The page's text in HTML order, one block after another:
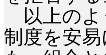
以上のよ
制度を安